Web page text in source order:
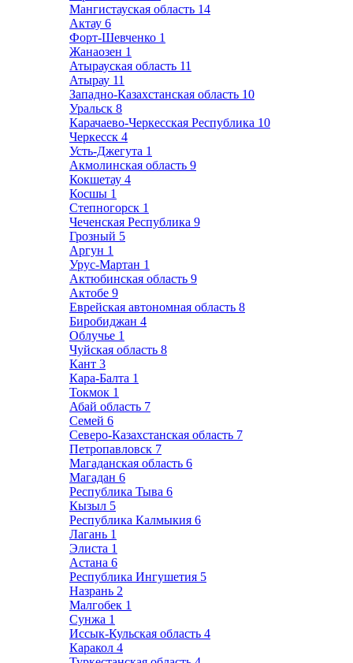
Мангистауская область 14
Актау 6
Форт-Шевченко 1
Жанаозен 1
Атырауская область 11
Атырау 11
Западно-Казахстанская область 10
Уральск 8
Карачаево-Черкесская Республика 10
Черкесск 4
Усть-Джегута 1
Акмолинская область 9
Кокшетау 4
Косшы 1
Степногорск 1
Чеченская Республика 9
Грозный 5
Аргун 1
Урус-Мартан 1
Актюбинская область 9
Актобе 9
Еврейская автономная область 8
Биробиджан 4
Облучье 1
Чуйская область 8
Кант 3
Кара-Балта 1
Токмок 1
Абай область 7
Семей 6
Северо-Казахстанская область 7
Петропавловск 7
Магаданская область 6
Магадан 6
Республика Тыва 6
Кызыл 5
Республика Калмыкия 6
Лагань 1
Элиста 1
Астана 6
Республика Ингушетия 5
Назрань 2
Малгобек 1
Сунжа 1
Иссык-Кульская область 4
Каракол 4